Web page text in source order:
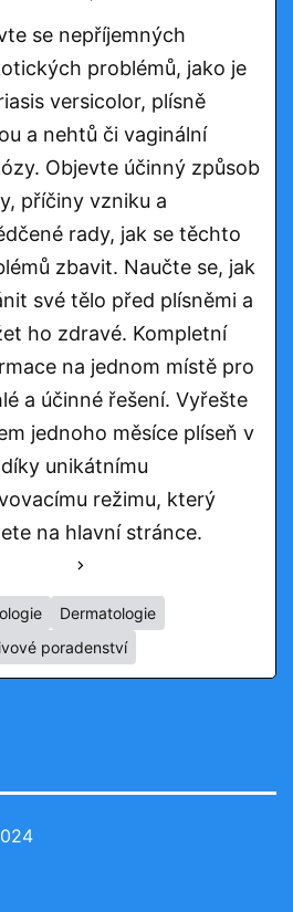
se nepříjemných
problémů, jako je
versicolor, plísně
a nehtů či vaginální
Objevte účinný způsob
příčiny vzniku a
rady, jak se těchto
zbavit. Naučte se, jak
své tělo před plísněmi a
ho zdravé. Kompletní
na jednom místě pro
a účinné řešení. Vyřešte
jednoho měsíce plíseň v
unikátnímu
režimu, který
na hlavní stránce.
Dermatologie
poradenství